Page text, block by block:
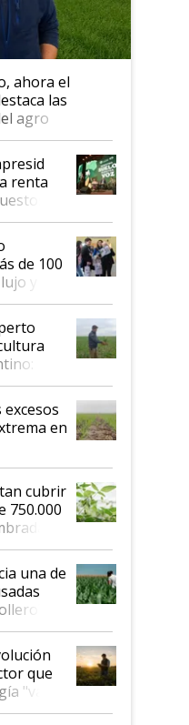
ahora el
las
agro
"Los veo
renta
50
de 100
y
en
cubrir
750.000
de
un
y
una de
El
clave
que
"va a